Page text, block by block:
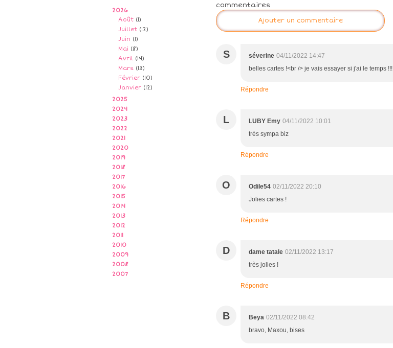
2026
Août (1)
Juillet (12)
Juin (1)
Mai (8)
Avril (14)
Mars (13)
Février (10)
Janvier (12)
2025
2024
2023
2022
2021
2020
2019
2018
2017
2016
2015
2014
2013
2012
2011
2010
2009
2008
2007
commentaires
Ajouter un commentaire
S séverine 04/11/2022 14:47
belles cartes !<br /> je vais essayer si j'ai le temps !!!
Répondre
L LUBY Emy 04/11/2022 10:01
très sympa biz
Répondre
O Odile54 02/11/2022 20:10
Jolies cartes !
Répondre
D dame tatale 02/11/2022 13:17
très jolies !
Répondre
B Beya 02/11/2022 08:42
bravo, Maxou, bises